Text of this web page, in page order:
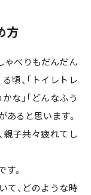
方
ゃべりもだんだん
頃、「トイレトレ
な」「どんなふう
あると思います。
親子共々疲れてし
。
て、どのような時